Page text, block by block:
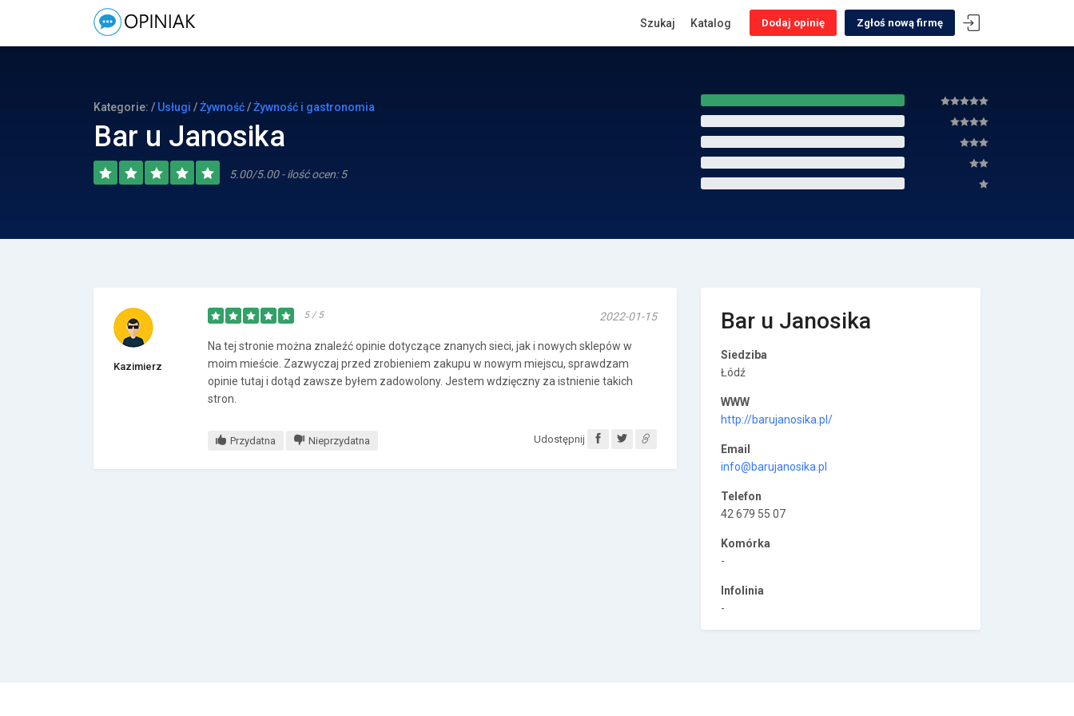
Kategorie: / Usługi /Żywność/Żywność i gastronomia
Bar u Janosika
5.00/5.00 - ilość ocen: 5
Kazimierz
5 / 5 2022-01-15
Na tej stronie można znaleźć opinie dotyczące znanych sieci, jak i nowych sklepów w
moim mieście. Zazwyczaj przed zrobieniem zakupu w nowym miejscu, sprawdzam
opinie tutaj i dotąd zawsze byłem zadowolony. Jestem wdzięczny za istnienie takich
stron.
Przydatna Nieprzydatna Udostępnij
Bar u Janosika
Siedziba
Łódź
WWW
http://barujanosika.pl/
Email
info@barujanosika.pl
Telefon
42 679 55 07
Komórka
-
Infolinia
-
Dodaj opinię Zgłoś nową firmę
Szukaj Katalog